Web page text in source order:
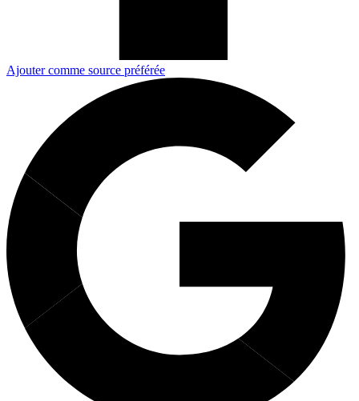
Ajouter comme source préférée